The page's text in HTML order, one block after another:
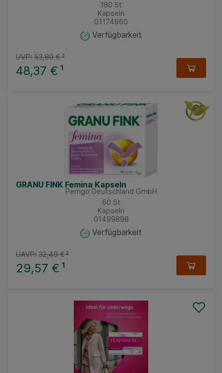
180 St
Kapseln
01174860
Verfügbarkeit
48,37 € ¹
UVP: 53,80 €³
GRANU FINK Femina Kapseln
Perrigo Deutschland GmbH
60 St
Kapseln
01499898
Verfügbarkeit
29,57 € ¹
UAVP: 32,49 €²